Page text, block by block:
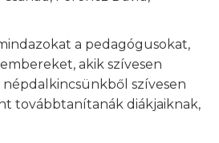
a pedagógusokat,
akik szívesen
szívesen
továbbtanítanák diákjaiknak,